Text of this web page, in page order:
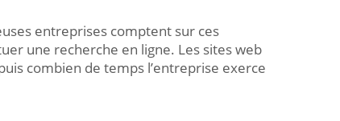
entreprises comptent sur ces
une recherche en ligne. Les sites web
combien de temps l’entreprise exerce